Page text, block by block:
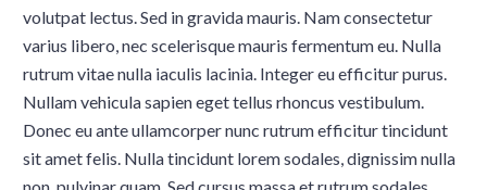
volutpat lectus. Sed in gravida mauris. Nam consectetur
varius libero, nec scelerisque mauris fermentum eu. Nulla
rutrum vitae nulla iaculis lacinia. Integer eu efficitur purus.
Nullam vehicula sapien eget tellus rhoncus vestibulum.
Donec eu ante ullamcorper nunc rutrum efficitur tincidunt
sit amet felis. Nulla tincidunt lorem sodales, dignissim nulla